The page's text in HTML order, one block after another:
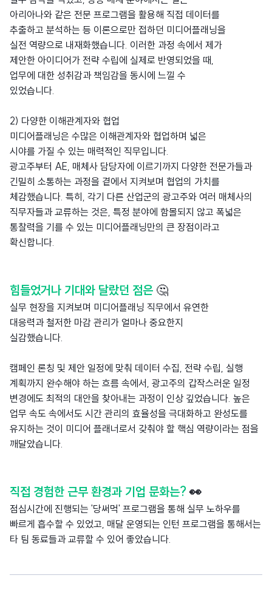
아리아나와 같은 전문 프로그램을 활용해 직접 데이터를
추출하고 분석하는 등 이론으로만 접하던 미디어플래닝을
실전 역량으로 내재화했습니다. 이러한 과정 속에서 제가
제안한 아이디어가 전략 수립에 실제로 반영되었을 때,
업무에 대한 성취감과 책임감을 동시에 느낄 수
있었습니다.
2) 다양한 이해관계자와 협업
미디어플래닝은 수많은 이해관계자와 협업하며 넓은
시야를 가질 수 있는 매력적인 직무입니다.
광고주부터 AE, 매체사 담당자에 이르기까지 다양한 전문가들과
긴밀히 소통하는 과정을 곁에서 지켜보며 협업의 가치를
체감했습니다. 특히, 각기 다른 산업군의 광고주와 여러 매체사의
직무자들과 교류하는 것은, 특정 분야에 함몰되지 않고 폭넓은
통찰력을 기를 수 있는 미디어플래닝만의 큰 장점이라고
확신합니다.
힘들었거나 기대와 달랐던 점은 🤔
실무 현장을 지켜보며 미디어플래닝 직무에서 유연한
대응력과 철저한 마감 관리가 얼마나 중요한지
실감했습니다.
캠페인 론칭 및 제안 일정에 맞춰 데이터 수집, 전략 수립, 실행
계획까지 완수해야 하는 흐름 속에서, 광고주의 갑작스러운 일정
변경에도 최적의 대안을 찾아내는 과정이 인상 깊었습니다. 높은
업무 속도 속에서도 시간 관리의 효율성을 극대화하고 완성도를
유지하는 것이 미디어 플래너로서 갖춰야 할 핵심 역량이라는 점을
깨달았습니다.
직접 경험한 근무 환경과 기업 문화는? 👀
점심시간에 진행되는 '당써먹' 프로그램을 통해 실무 노하우를
빠르게 흡수할 수 있었고, 매달 운영되는 인턴 프로그램을 통해서는
타 팀 동료들과 교류할 수 있어 좋았습니다.